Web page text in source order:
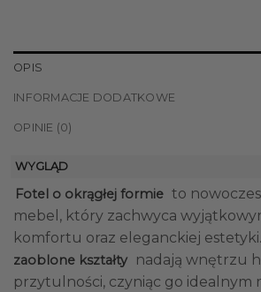
OPIS
INFORMACJE DODATKOWE
OPINIE (0)
WYGLĄD
Fotel o okrągłej formie to
mebel, który zachwyca
komfortu oraz eleganckiej
zaoblone kształty
nadają wnętrzu
przytulności, czyniąc go idealnym